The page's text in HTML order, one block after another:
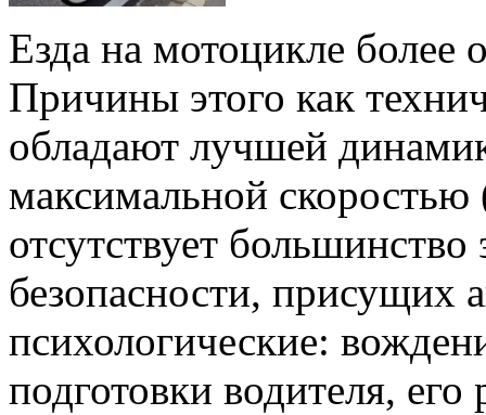
Езда на мотоцикле более
Причины этого как
обладают лучшей
максимальной
отсутствует
безопасности, присущих
психологические:
подготовки водителя,